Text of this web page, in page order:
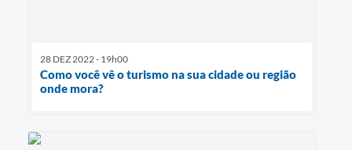
28 DEZ 2022 - 19h00
Como você vê o turismo na sua cidade ou região
onde mora?